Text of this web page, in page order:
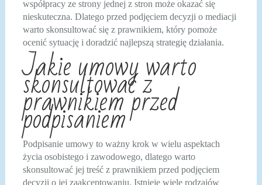
współpracy ze strony jednej z stron może okazać się
nieskuteczna. Dlatego przed podjęciem decyzji o mediacji
warto skonsultować się z prawnikiem, który pomoże
ocenić sytuację i doradzić najlepszą strategię działania.
Jakie umowy warto
skonsultować z
prawnikiem przed
podpisaniem
Podpisanie umowy to ważny krok w wielu aspektach
życia osobistego i zawodowego, dlatego warto
skonsultować jej treść z prawnikiem przed podjęciem
decyzji o jej zaakceptowaniu. Istnieje wiele rodzajów